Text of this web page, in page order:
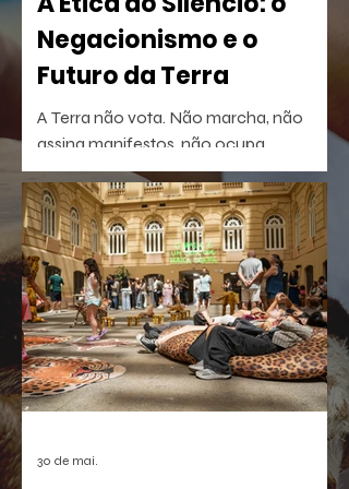
Negacionismo e o
Futuro da Terra
A Terra não vota. Não marcha, não
assina manifestos, não ocupa
palanques. Talvez por isso seja tão fácil
esquecê-la.
30 de mai.